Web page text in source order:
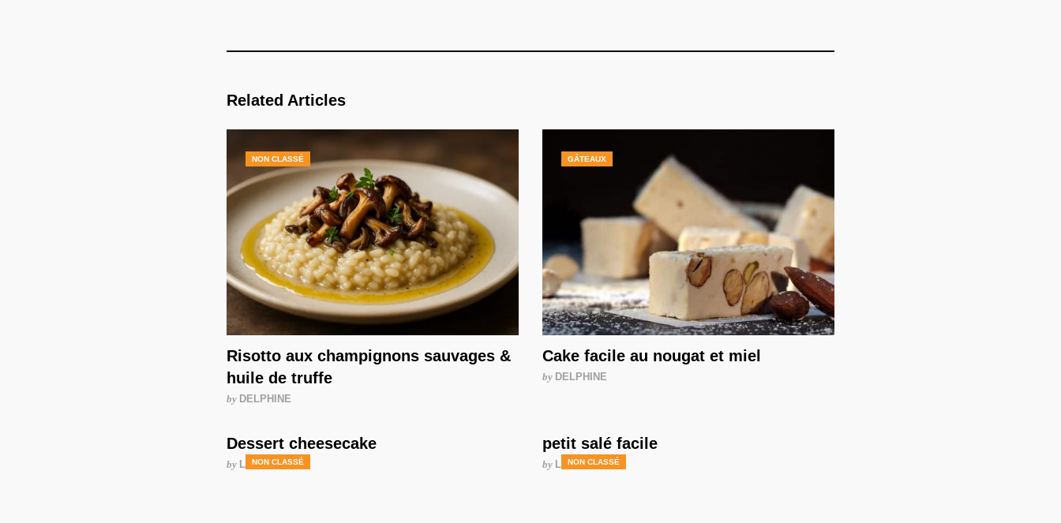
Related Articles
NON CLASSÉ
Risotto aux champignons sauvages &
huile de truffe
by DELPHINE
GÂTEAUX
Cake facile au nougat et miel
by DELPHINE
NON CLASSÉ
Dessert cheesecake
by LAURENCE NON CLASSÉ
petit salé facile
by LAURENCE